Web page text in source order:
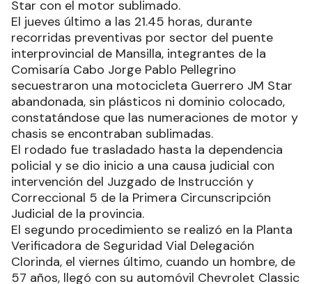
Star con el motor sublimado.
El jueves último a las 21.45 horas, durante
recorridas preventivas por sector del puente
interprovincial de Mansilla, integrantes de la
Comisaría Cabo Jorge Pablo Pellegrino
secuestraron una motocicleta Guerrero JM Star
abandonada, sin plásticos ni dominio colocado,
constatándose que las numeraciones de motor y
chasis se encontraban sublimadas.
El rodado fue trasladado hasta la dependencia
policial y se dio inicio a una causa judicial con
intervención del Juzgado de Instrucción y
Correccional 5 de la Primera Circunscripción
Judicial de la provincia.
El segundo procedimiento se realizó en la Planta
Verificadora de Seguridad Vial Delegación
Clorinda, el viernes último, cuando un hombre, de
57 años, llegó con su automóvil Chevrolet Classic